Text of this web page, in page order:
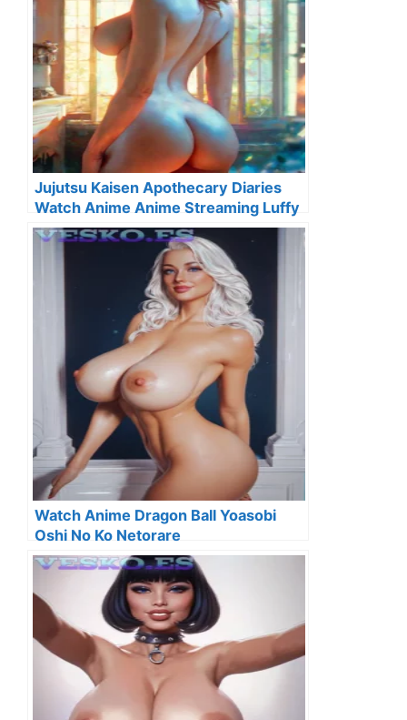
Jujutsu Kaisen Apothecary Diaries
Watch Anime Anime Streaming Luffy
Watch Anime Dragon Ball Yoasobi
Oshi No Ko Netorare